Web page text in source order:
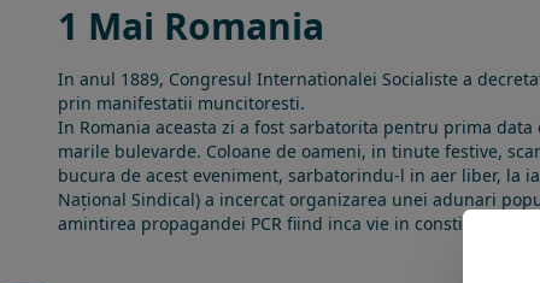
1 Mai Romania
In anul 1889, Congresul Internationalei Socialiste a
prin manifestatii muncitoresti.
In Romania aceasta zi a fost sarbatorita pentru prima data
marile bulevarde. Coloane de oameni, in tinute festive,
bucura de acest eveniment, sarbatorindu-l in aer liber, la
Național Sindical) a incercat organizarea unei adunari
amintirea propagandei PCR fiind inca vie in constiinta